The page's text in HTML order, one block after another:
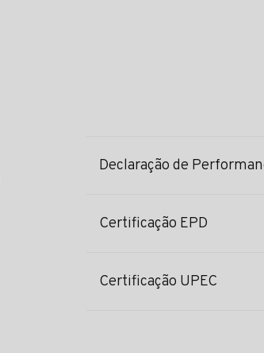
Declaração de
Certificação EPD
Certificação UPEC